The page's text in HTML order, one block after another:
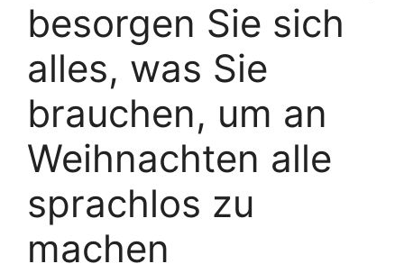
besorgen Sie sich
alles, was Sie
brauchen, um an
Weihnachten alle
sprachlos zu
machen